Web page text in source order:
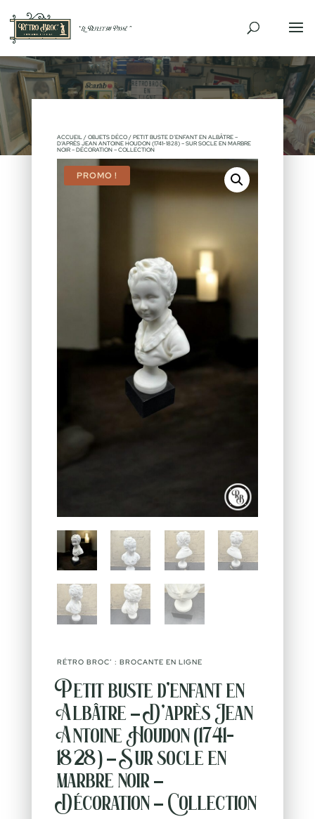
ACCUEIL/ OBJETS DÉCO/ PETIT BUSTE D’ENFANT EN ALBÂTRE –
D’APRÈS JEAN ANTOINE HOUDON (1741-1828) – SUR SOCLE EN MARBRE
NOIR – DÉCORATION – COLLECTION
PROMO !
RÉTRO BROC’ : BROCANTE EN LIGNE
Petit buste d’enfant en
Albâtre – D’après Jean
Antoine Houdon (1741-
1828) – Sur socle en
marbre noir –
Décoration – Collection